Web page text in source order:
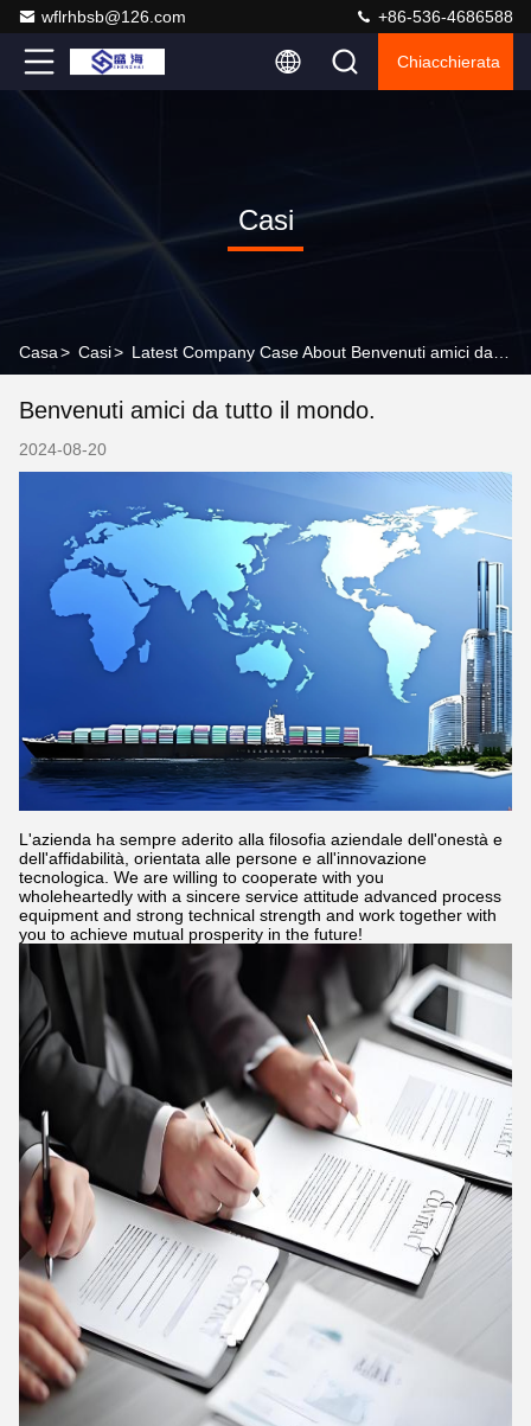
wflrhbsb@126.com +86-536-4686588
Chiacchierata
Casi
Casa> Casi>
Benvenuti amici da tutto il mondo.
2024-08-20
L'azienda ha sempre aderito alla filosofia aziendale dell'onestà e
dell'affidabilità, orientata alle persone e all'innovazione
tecnologica. We are willing to cooperate with you
wholeheartedly with a sincere service attitude advanced process
equipment and strong technical strength and work together with
you to achieve mutual prosperity in the future!